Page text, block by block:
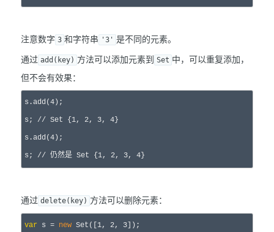
注意数字 3 和字符串 '3' 是不同的元素。
通过 add(key) 方法可以添加元素到 Set 中，可以重复添加，
但不会有效果：
s.add(4 );
s; // Set {1, 2, 3, 4}
s.add(4 );
s; // 仍然是 Set {1, 2, 3, 4}
通过 delete(key) 方法可以删除元素：
var s = new Set([1, 2, 3]);